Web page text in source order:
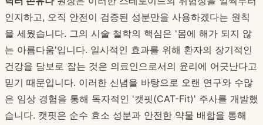
인지하고, 오직 안전이 검증된 성분만을 사용하겠다는 원칙
을 세웠습니다. 그의 시술 철학의 핵심은 '몸에 해가 되지 않
는 아름다움'입니다. 일시적인 효과를 위해 환자의 장기적인
건강을 담보로 잡는 것은 의료인으로서의 윤리에 어긋난다고
믿기 때문입니다. 이러한 신념을 바탕으로 오랜 연구와 수많
은 임상 경험을 통해 독자적인 '캣핏(CAT-Fit)' 주사를 개발했
습니다. 캣핏은 순수 효소 성분과 안전한 약물 배합을 통해